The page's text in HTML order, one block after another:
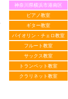
神奈川県横浜市港南区
ピアノ教室
ギター教室
バイオリン・チェロ教室
フルート教室
サックス教室
トランペット教室
クラリネット教室